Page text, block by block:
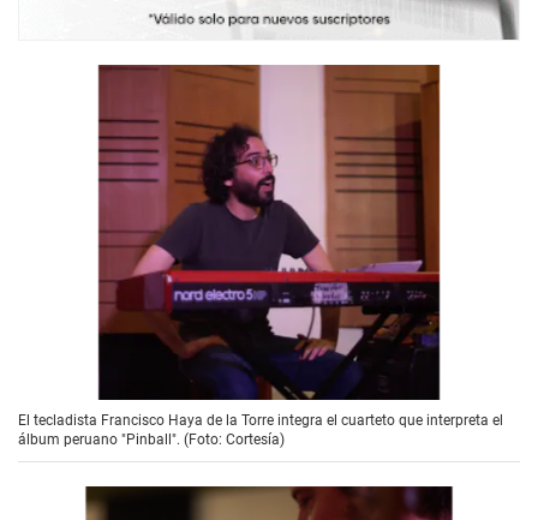
El tecladista Francisco Haya de la Torre integra el cuarteto que interpreta el
álbum peruano "Pinball". (Foto: Cortesía)